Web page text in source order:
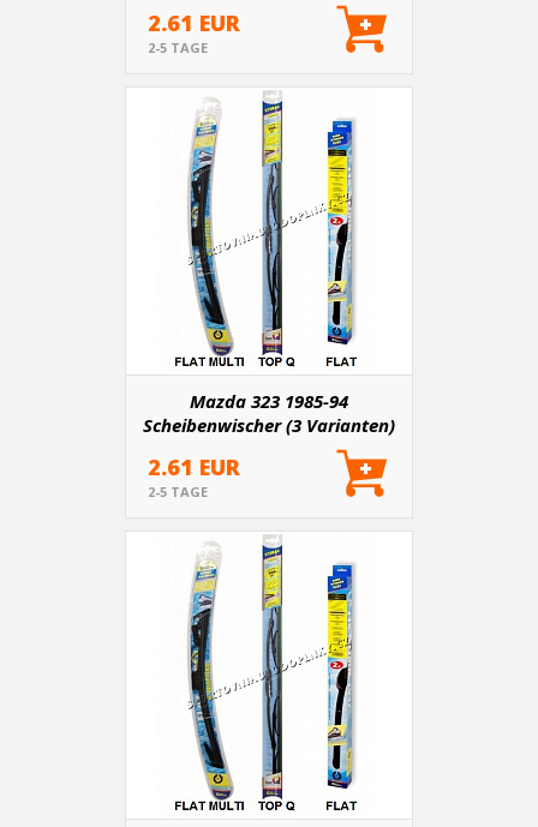
2.61 EUR
2-5 TAGE
Mazda 323 1985-94
Scheibenwischer (3 Varianten)
2.61 EUR
2-5 TAGE